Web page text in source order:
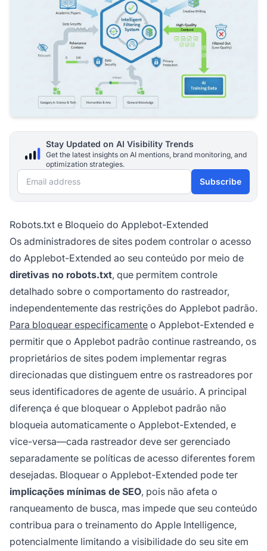
Stay Updated on AI Visibility Trends
Get the latest insights on AI mentions, brand monitoring, and
optimization strategies.
Email address Subscribe
Robots.txt e Bloqueio do Applebot-Extended
Os administradores de sites podem controlar o acesso
do Applebot-Extended ao seu conteúdo por meio de
diretivas no robots.txt, que permitem controle
detalhado sobre o comportamento do rastreador,
independentemente das restrições do Applebot padrão.
Para bloquear especificamente o Applebot-Extended e
permitir que o Applebot padrão continue rastreando, os
proprietários de sites podem implementar regras
direcionadas que distinguem entre os rastreadores por
seus identificadores de agente de usuário. A principal
diferença é que bloquear o Applebot padrão não
bloqueia automaticamente o Applebot-Extended, e
vice-versa—cada rastreador deve ser gerenciado
separadamente se políticas de acesso diferentes forem
desejadas. Bloquear o Applebot-Extended pode ter
implicações mínimas de SEO, pois não afeta o
ranqueamento de busca, mas impede que seu conteúdo
contribua para o treinamento do Apple Intelligence,
potencialmente limitando a visibilidade do seu site em